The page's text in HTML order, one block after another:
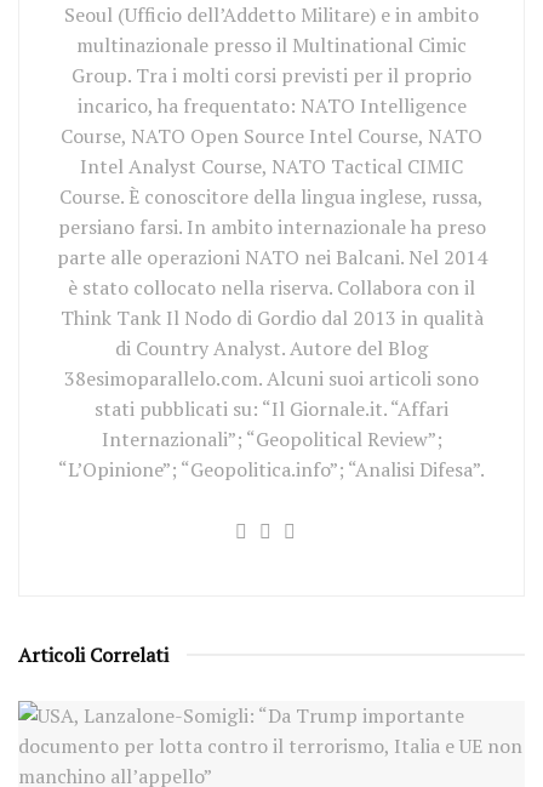
Seoul (Ufficio dell’Addetto Militare) e in ambito
multinazionale presso il Multinational Cimic
Group. Tra i molti corsi previsti per il proprio
incarico, ha frequentato: NATO Intelligence
Course, NATO Open Source Intel Course, NATO
Intel Analyst Course, NATO Tactical CIMIC
Course. È conoscitore della lingua inglese, russa,
persiano farsi. In ambito internazionale ha preso
parte alle operazioni NATO nei Balcani. Nel 2014
è stato collocato nella riserva. Collabora con il
Think Tank Il Nodo di Gordio dal 2013 in qualità
di Country Analyst. Autore del Blog
38esimoparallelo.com. Alcuni suoi articoli sono
stati pubblicati su: “Il Giornale.it. “Affari
Internazionali”; “Geopolitical Review”;
“L’Opinione”; “Geopolitica.info”; “Analisi Difesa”.
Articoli Correlati